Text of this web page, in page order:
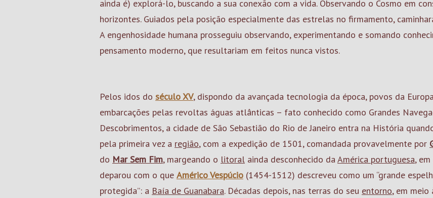
ainda é) explorá-lo, buscando a sua conexão com a vida. Observando o Cosmo em
horizontes. Guiados pela posição especialmente das estrelas no firmamento,
A engenhosidade humana prosseguiu observando, experimentando e somando
pensamento moderno, que resultariam em feitos nunca vistos.
Pelos idos do século XV, dispondo da avançada tecnologia da época, povos da
embarcações pelas revoltas águas atlânticas – fato conhecido como Grandes
Descobrimentos, a cidade de São Sebastião do Rio de Janeiro entra na História
pela primeira vez a região, com a expedição de 1501, comandada provavelmente por
do Mar Sem Fim, margeando o litoral ainda desconhecido da América portuguesa,
deparou com o que Américo Vespúcio (1454-1512) descreveu como um “grande
protegida”: a Baía de Guanabara. Décadas depois, nas terras do seu entorno, em